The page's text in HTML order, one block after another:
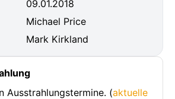
09.01.2018
Michael Price
Mark Kirkland
Ausstrahlungstermine. (aktuelle